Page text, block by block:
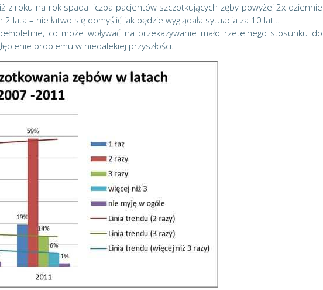
z roku na rok spada liczba pacjentów szczotkujących zęby powyżej 2x dziennie
lata – nie łatwo się domyślić jak będzie wyglądała sytuacja za 10 lat…
co może wpływać na przekazywanie mało rzetelnego stosunku do
problemu w niedalekiej przyszłości.